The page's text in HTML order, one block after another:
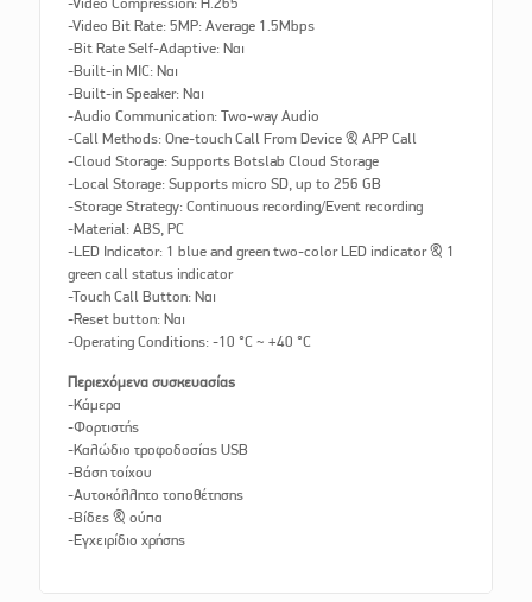
-Video Bit Rate: 5MP: Average 1.5Mbps
-Bit Rate Self-Adaptive: Ναι
-Built-in MIC: Ναι
-Built-in Speaker: Ναι
-Audio Communication: Two-way Audio
-Call Methods: One-touch Call From Device & APP Call
-Cloud Storage: Supports Botslab Cloud Storage
-Local Storage: Supports micro SD, up to 256 GB
-Storage Strategy: Continuous recording/Event recording
-Material: ABS, PC
-LED Indicator: 1 blue and green two-color LED indicator & 1
green call status indicator
-Touch Call Button: Ναι
-Reset button: Ναι
-Operating Conditions: -10 °C ~ +40 °C
Περιεχόμενα συσκευασίας
-Κάμερα
-Φορτιστής
-Καλώδιο τροφοδοσίας USB
-Βάση τοίχου
-Αυτοκόλλητο τοποθέτησης
-Βίδες & ούπα
-Εγχειρίδιο χρήσης